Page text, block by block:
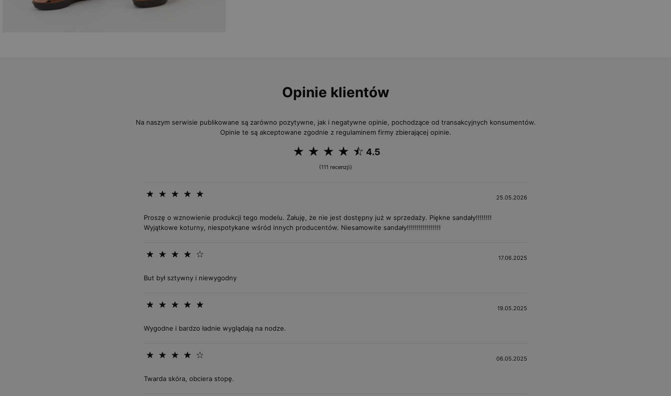
Opinie klientów
Na naszym serwisie publikowane są zarówno pozytywne, jak i negatywne opinie, pochodzące od transakcyjnych konsumentów.
Opinie te są akceptowane zgodnie z regulaminem firmy zbierającej opinie.
4.5
(111 recenzji)
25.05.2026
Proszę o wznowienie produkcji tego modelu. Żałuję, że nie jest dostępny już w sprzedaży. Piękne sandały!!!!!!!!
Wyjątkowe koturny, niespotykane wśród innych producentów. Niesamowite sandały!!!!!!!!!!!!!!!!!
17.06.2025
But był sztywny i niewygodny
19.05.2025
Wygodne i bardzo ładnie wyglądają na nodze.
06.05.2025
Twarda skóra, obciera stopę.